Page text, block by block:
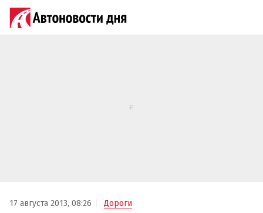
17 августа 2013, 08:26 Дороги